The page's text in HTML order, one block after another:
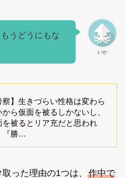
いか
うどうにもな
察】生きづらい性格は変わら
から仮面を被るしかないし、
を被るとリア充だと思われ
『勝…
った理由の1つは、 作中で